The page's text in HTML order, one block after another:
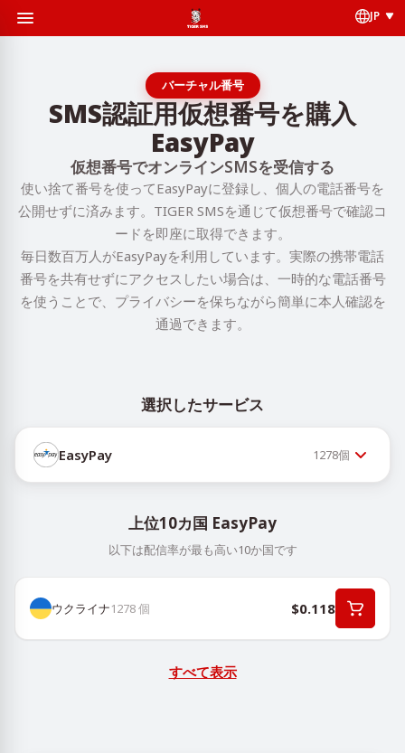
JP
バーチャル番号
SMS認証用仮想番号を購入
EasyPay
仮想番号でオンラインSMSを受信する
使い捨て番号を使ってEasyPayに登録し、個人の電話番号を
公開せずに済みます。TIGER SMSを通じて仮想番号で確認コ
ードを即座に取得できます。
毎日数百万人がEasyPayを利用しています。実際の携帯電話
番号を共有せずにアクセスしたい場合は、一時的な電話番号
を使うことで、プライバシーを保ちながら簡単に本人確認を
通過できます。
選択したサービス
EasyPay 1278個
上位10カ国 EasyPay
以下は配信率が最も高い10か国です
ウクライナ1278個 $0.118
すべて表示